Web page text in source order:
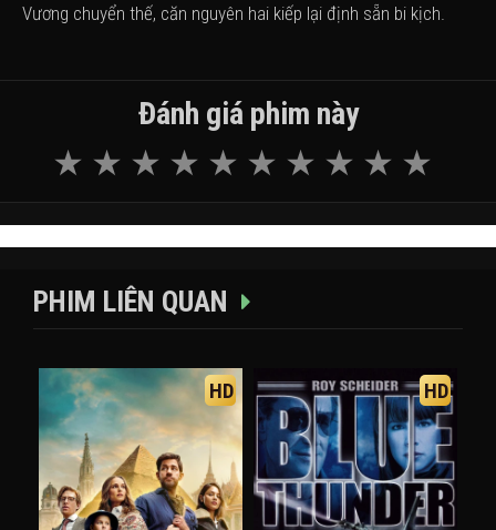
Vương chuyển thế, căn nguyên hai kiếp lại định sẵn bi kịch.
Đánh giá phim này
PHIM LIÊN QUAN
HD HD